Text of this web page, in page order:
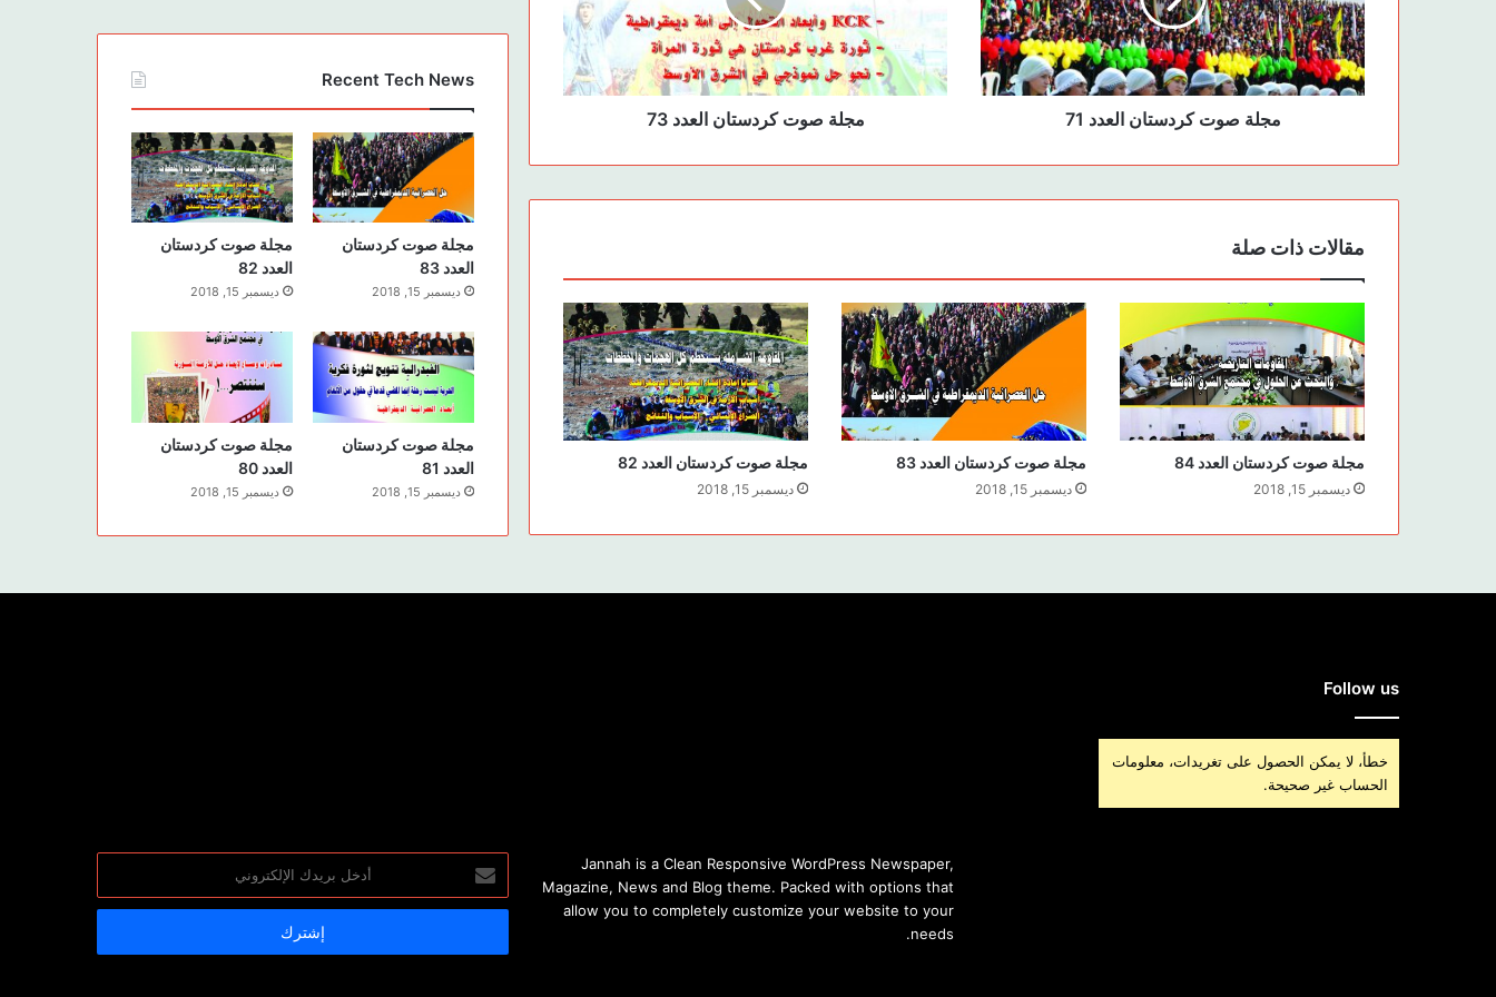
مجلة صوت كردستان العدد 71 مجلة صوت كردستان العدد 73
مقالات ذات صلة
مجلة صوت كردستان العدد 84
ديسمبر 15, 2018
مجلة صوت كردستان العدد 83
ديسمبر 15, 2018
مجلة صوت كردستان العدد 82
ديسمبر 15, 2018
Recent Tech News
مجلة صوت كردستان
العدد 83
ديسمبر 15, 2018
مجلة صوت كردستان
العدد 82
ديسمبر 15, 2018
مجلة صوت كردستان
العدد 81
ديسمبر 15, 2018
مجلة صوت كردستان
العدد 80
ديسمبر 15, 2018
Follow us
خطأ، لا يمكن الحصول على تغريدات، معلومات
الحساب غير صحيحة.
Jannah is a Clean Responsive WordPress Newspaper,
Magazine, News and Blog theme. Packed with options that
allow you to completely customize your website to your
needs.
بريدك
الإلكتروني